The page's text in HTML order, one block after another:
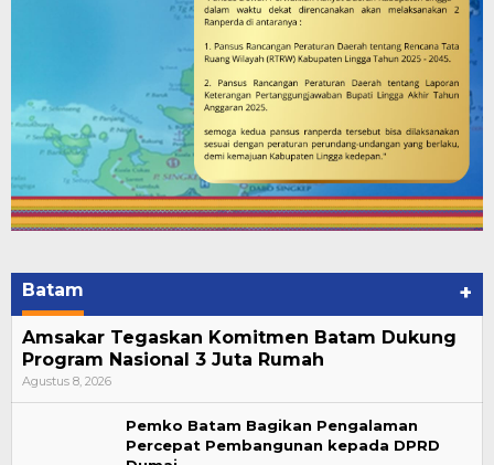
Batam +
Amsakar Tegaskan Komitmen Batam Dukung
Program Nasional 3 Juta Rumah
Agustus 8, 2026
Pemko Batam Bagikan Pengalaman
Percepat Pembangunan kepada DPRD